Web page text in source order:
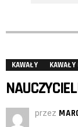
KAWAŁY KAWAŁY
przez